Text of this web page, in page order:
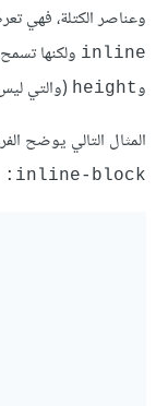
وعناصر الكتلة، فهي
inline ولكنها
وheight (والتي
المثال التالي يوضح
inline-block: